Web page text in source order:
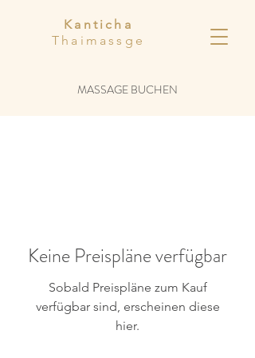
Kanticha
Thaimassge
MASSAGE BUCHEN
Keine Preispläne verfügbar
Sobald Preispläne zum Kauf
verfügbar sind, erscheinen diese
hier.